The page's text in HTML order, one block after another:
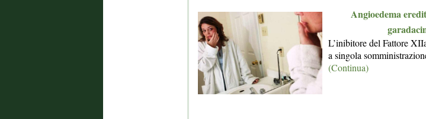
Angioedema
L’inibitore del Fattore
a singola
(Continua)